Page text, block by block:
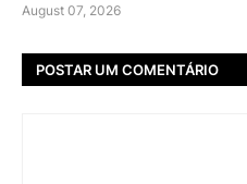
August 07, 2026
POSTAR UM COMENTÁRIO